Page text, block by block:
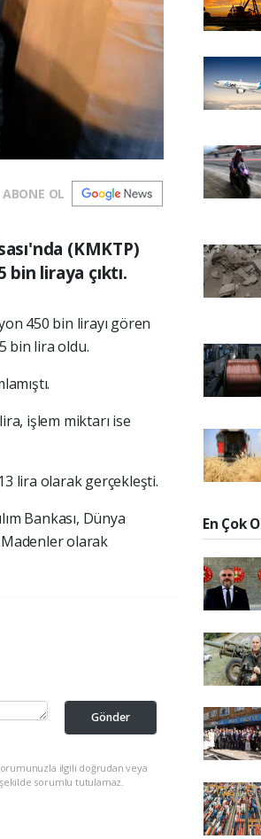
ABONE OL
(KMKTP)
liraya çıktı.
450 bin lirayı gören
bin lira oldu.
işlem miktarı ise
lira olarak gerçekleşti.
Bankası, Dünya
Madenler olarak
Gönder
ilgili doğrudan veya
sorumlu tutulamaz.
En Çok